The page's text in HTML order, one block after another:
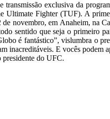
exclusiva da
Fighter (TUF). A
novembro, em Anaheim,
sentido que seja o primeiro
é fantástico”, vislumbra o
E vocês podem
presidente do UFC.